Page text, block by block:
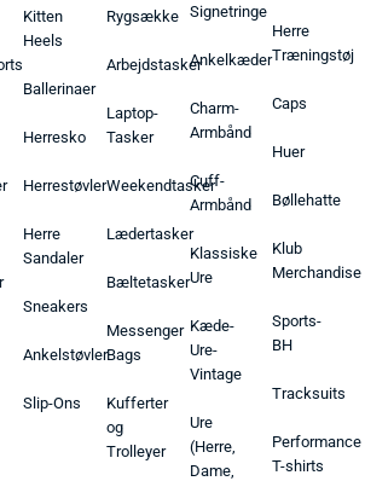
Kitten
Heels
Ballerinaer
Herresko
Herrestøvler
Herre
Sandaler
Sneakers
Ankelstøvler
Slip-Ons
Rygsække
Arbejdstasker
Laptop-
Tasker
Weekendtasker
Lædertasker
Bæltetasker
Messenger
Bags
Kufferter
og
Trolleyer
Signetringe
Ankelkæder
Charm-
Armbånd
Cuff-
Armbånd
Klassiske
Ure
Kæde-
Ure-
Vintage
Ure
(Herre,
Dame,
Herre
Træningstøj
Caps
Huer
Bøllehatte
Klub
Merchandise
Sports-
BH
Tracksuits
Performance
T-shirts